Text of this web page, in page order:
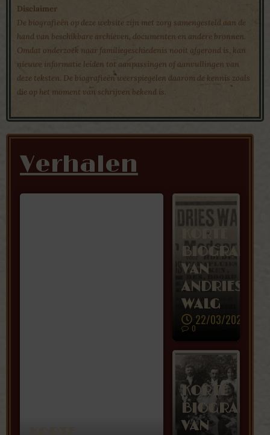
Disclaimer
De biografieën op deze website zijn met zorg samengesteld aan de
hand van beschikbare archieven, documenten en andere bronnen.
Omdat onderzoek naar familiegeschiedenis nooit afgerond is, kan
nieuwe informatie leiden tot aanpassingen of aanvullingen van
deze teksten. De biografieën weerspiegelen daarom de kennis zoals
die op het moment van schrijven bekend is.
Verhalen
KORTE
BIOGRAFIE
VAN
ANDRIES
WALG
22/03/2026
0
KORTE
BIOGRAFIE
VAN